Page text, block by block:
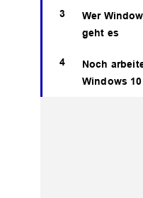
Wer
geht es
Noch
Windows 10